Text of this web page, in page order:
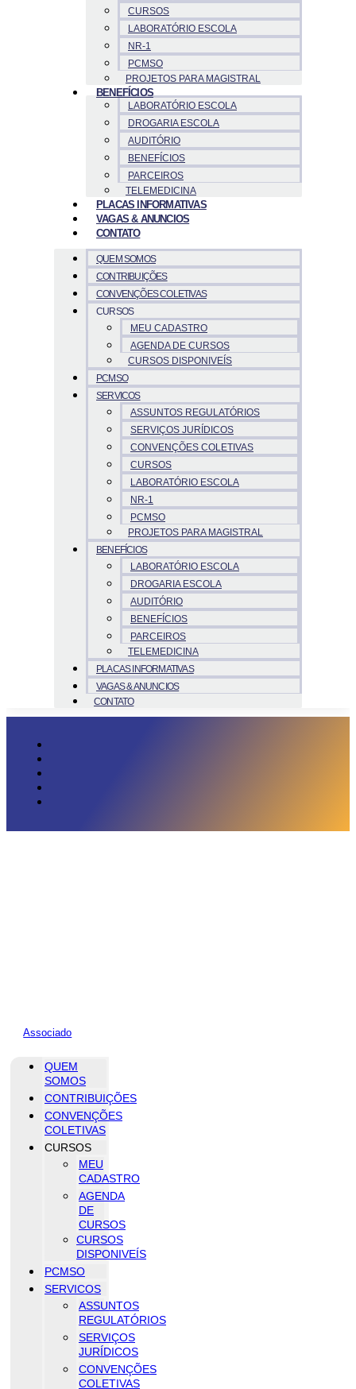
CURSOS
LABORATÓRIO ESCOLA
NR-1
PCMSO
PROJETOS PARA MAGISTRAL
BENEFÍCIOS
LABORATÓRIO ESCOLA
DROGARIA ESCOLA
AUDITÓRIO
BENEFÍCIOS
PARCEIROS
TELEMEDICINA
PLACAS INFORMATIVAS
VAGAS & ANUNCIOS
CONTATO
QUEM SOMOS
CONTRIBUIÇÕES
CONVENÇÕES COLETIVAS
CURSOS
MEU CADASTRO
AGENDA DE CURSOS
CURSOS DISPONIVEÍS
PCMSO
SERVICOS
ASSUNTOS REGULATÓRIOS
SERVIÇOS JURÍDICOS
CONVENÇÕES COLETIVAS
CURSOS
LABORATÓRIO ESCOLA
NR-1
PCMSO
PROJETOS PARA MAGISTRAL
BENEFÍCIOS
LABORATÓRIO ESCOLA
DROGARIA ESCOLA
AUDITÓRIO
BENEFÍCIOS
PARCEIROS
TELEMEDICINA
PLACAS INFORMATIVAS
VAGAS & ANUNCIOS
CONTATO
Associado
QUEM
SOMOS
CONTRIBUIÇÕES
CONVENÇÕES
COLETIVAS
CURSOS
MEU
CADASTRO
AGENDA
DE
CURSOS
CURSOS
DISPONIVEÍS
PCMSO
SERVICOS
ASSUNTOS
REGULATÓRIOS
SERVIÇOS
JURÍDICOS
CONVENÇÕES
COLETIVAS